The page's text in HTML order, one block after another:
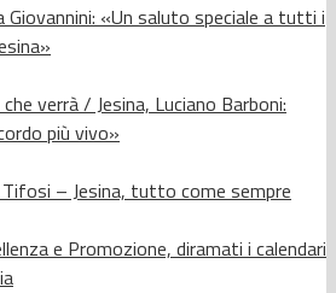
Giovannini: «Un saluto speciale a tutti i
verrà / Jesina, Luciano Barboni:
più vivo»
Tifosi – Jesina, tutto come sempre
e Promozione, diramati i calendari